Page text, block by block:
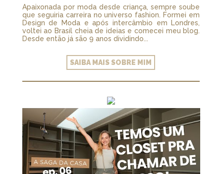
Apaixonada por moda desde criança, sempre soube
que seguiria carreira no universo fashion. Formei em
Design de Moda e após intercâmbio em Londres,
voltei ao Brasil cheia de ideias e comecei meu blog.
Desde então já são 9 anos dividindo...
SAIBA MAIS SOBRE MIM